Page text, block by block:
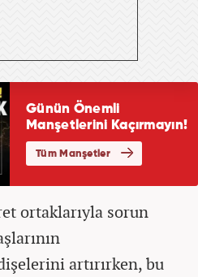
ortaklarıyla sorun
artırırken, bu